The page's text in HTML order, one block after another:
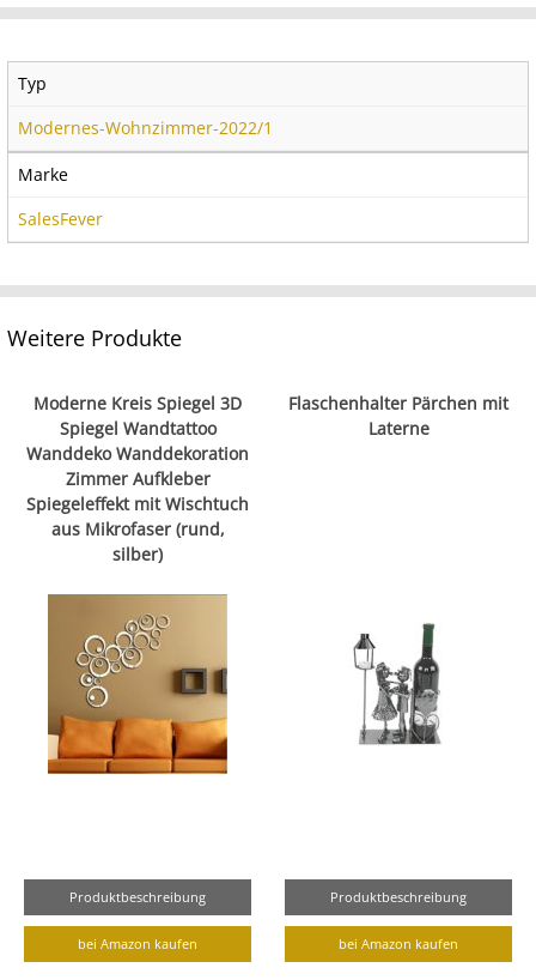
Typ
Modernes-Wohnzimmer-2022/1
Marke
SalesFever
Weitere Produkte
Moderne Kreis Spiegel 3D
Spiegel Wandtattoo
Wanddeko Wanddekoration
Zimmer Aufkleber
Spiegeleffekt mit Wischtuch
aus Mikrofaser (rund,
silber)
Produktbeschreibung
bei Amazon kaufen
Flaschenhalter Pärchen mit
Laterne
Produktbeschreibung
bei Amazon kaufen